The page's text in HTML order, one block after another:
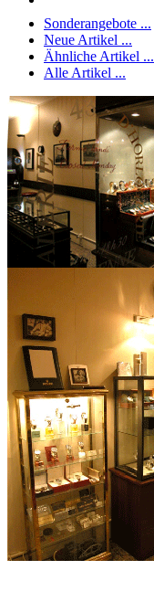
Sonderangebote ...
Neue Artikel ...
Ähnliche Artikel ...
Alle Artikel ...